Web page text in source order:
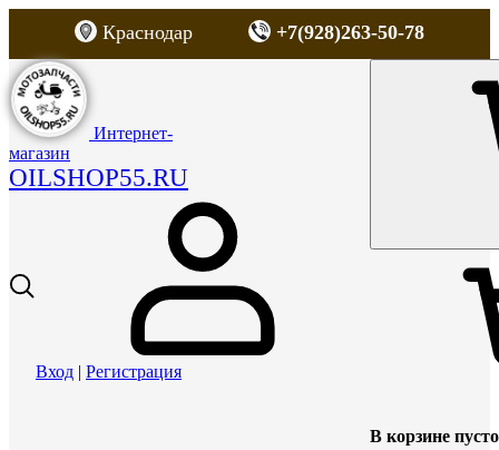
Краснодар +7(928)263-50-78
Интернет-
магазин
OILSHOP55.RU
Вход | Регистрация
В корзине пусто